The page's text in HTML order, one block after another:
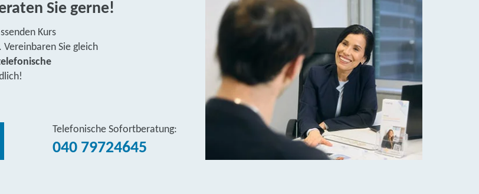
Sie gerne!
Kurs
Sie gleich
Telefonische Sofortberatung:
040 79724645